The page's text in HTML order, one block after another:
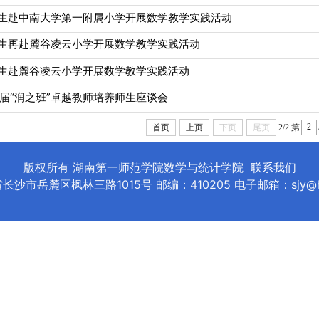
赴中南大学第一附属小学开展数学教学实践活动
再赴麓谷凌云小学开展数学教学实践活动
赴麓谷凌云小学开展数学教学实践活动
“润之班”卓越教师培养师生座谈会
首页 上页 下页 尾页 2/2 第
版权所有 湖南第一师范学院数学与统计学院 联系我们
沙市岳麓区枫林三路1015号 邮编：410205 电子邮箱：